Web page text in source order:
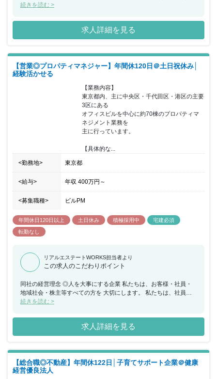
望に応える物件情報を提供しています。東京、千葉、埼玉、神奈川
た、木下グループは多岐にわたるサービスを提供する企業です。こ
れらの点を踏まえながら、賃貸業務の強化を図れる方からの応募を
お待ちしています。なお、入社3ヵ月間は契約社員(その後正社員登
続きを読む >
求人詳細を見る
【営業◎プロパティマネジャー】年間休120日＠土日祝休み│
経験活かせる
【業務内容】
東京都内、主に中央区・千代田区・港区の主要
3区にある
オフィスビルを中心に約70棟のプロパティマ
ネジメント業務を
主に行っています。
【具体的な...
<勤務地> 東京都
<給与> 年収 400万円 ～
<募集職種> ビルPM
年間休日120日以上 土日休み 積極採用中
宅建必須
転勤なし
リアルエステートWORKS担当者より
この求人のこだわりポイント
同社の経営理念 ◎人を大事にする企業 私たちは、お客様・社員・
地域社会・株主等すべての方を 大切にします。 私たちは、社員同
士の絆を深め、生き甲斐のある活気に満ちた 職場環境づくりに努め
ンスを遵守し、 信用を第一に考えます。 私たちは、信頼と感謝さ
れる最良の 「不動産サービス」を提供します。 ◎社会に貢献する
企業 私たちは、環境保全を重んじ、 豊かな未来ある社会の発展に
会に愛される企業を目指します。 ◎進取と想像の精神を持つ企業
私たちは、チャレンジ精神と創意工夫を持って常に ベストを尽くし
ます。 私たちは、自発性を重んじ、常に計画・実行・検証・改善
続きを読む >
求人詳細を見る
【総合職◎不動産】年間休122日│子育てサポート企業＠健康
経営優良法人